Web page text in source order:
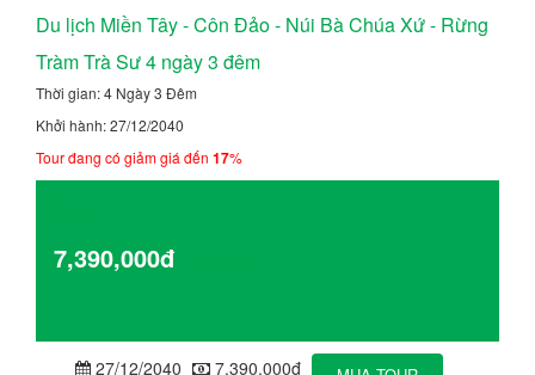
Du lịch Miền Tây - Côn Đảo - Núi Bà Chúa Xứ - Rừng
Tràm Trà Sư 4 ngày 3 đêm
Thời gian: 4 Ngày 3 Đêm
Khởi hành: 27/12/2040
Tour đang có giảm giá đến 17%
7,390,000đ
27/12/2040 7,390,000đ